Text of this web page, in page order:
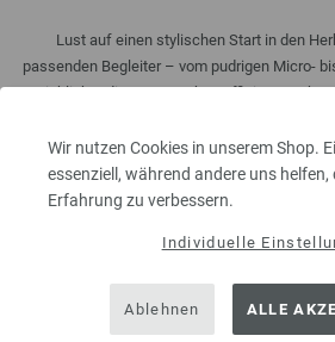
Wir nutzen Cookies in unserem Shop.
essenziell, während andere uns helfen,
Erfahrung zu verbessern.
Individuelle
Ablehnen ALLE
Lust auf einen stylischen Start in den
passenden Begleiter – vom pudrigen Micro-
Highlights dieser Ausgabe: raffinierte
Vergnügen!
6,00 €
MENGE